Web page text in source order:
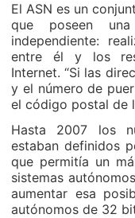
El ASN es un
que poseen
independiente:
entre él y los
Internet. “Si las
y el número de
el código postal de
Hasta 2007 los
estaban definidos
que permitía un
sistemas
aumentar esa
autónomos de 32